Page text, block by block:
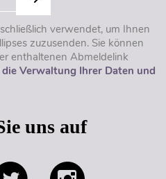
verwendet, um Ihnen
zuzusenden. Sie können
enthaltenen Abmeldelink
Verwaltung Ihrer Daten und
uns auf